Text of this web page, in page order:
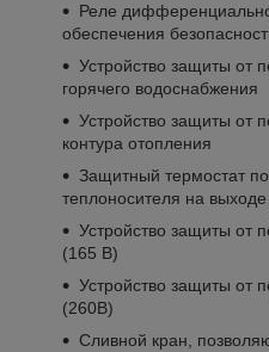
Реле
обеспечения
Устройство защиты от
горячего водоснабжения
Устройство защиты от
контура отопления
Защитный термостат
теплоносителя на
Устройство защиты от
(165 В)
Устройство защиты от
(260В)
Сливной кран,